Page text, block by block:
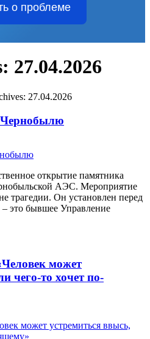
о проблеме
27.04.2026
27.04.2026
Чернобылю
открытие памятника
АЭС. Мероприятие
трагедии. Он установлен перед
это бывшее Управление
может
чего-то хочет по-